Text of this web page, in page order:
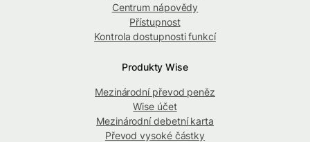
Centrum nápovědy
Přístupnost
Kontrola dostupnosti funkcí
Produkty Wise
Mezinárodní převod peněz
Wise účet
Mezinárodní debetní karta
Převod vysoké částky